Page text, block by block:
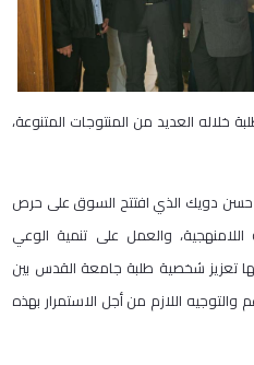
خلاله العديد من المنتوجات المتنوعة،
حسن دويك الذي افتتح السوق على حرص
والعمل على تنمية الوعي
تعزيز شخصية طلبة جامعة القدس بين
اللازم من أجل الاستمرار بهذه